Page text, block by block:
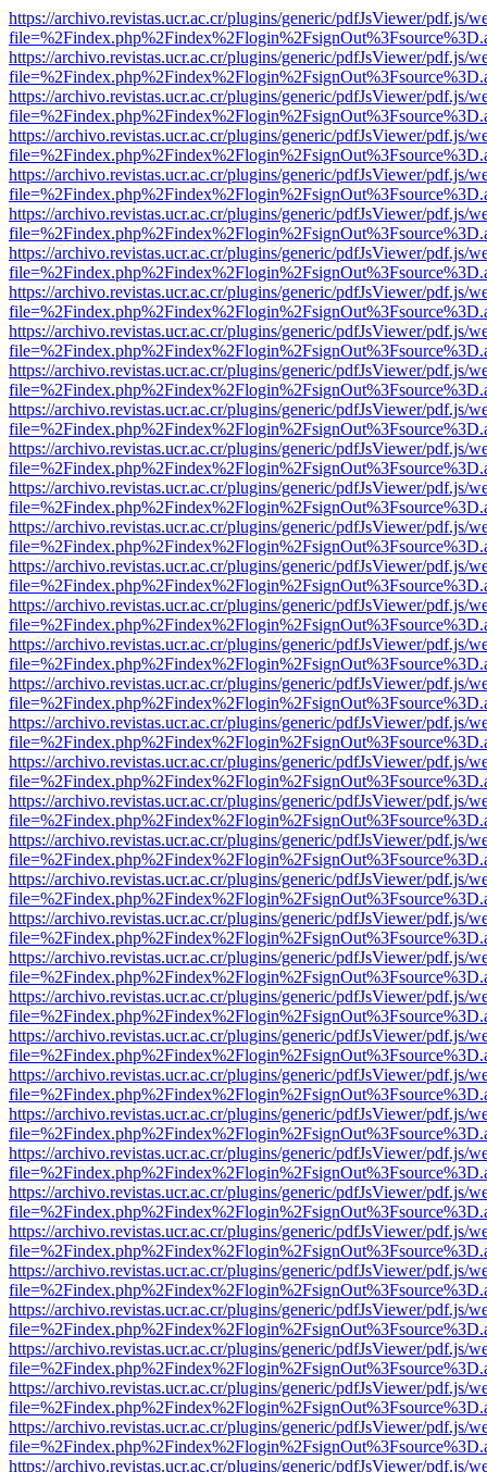
https://archivo.revistas.ucr.ac.cr/plugins/generic/pdfJsViewer/pdf.js/
https://archivo.revistas.ucr.ac.cr/plugins/generic/pdfJsViewer/pdf.js/
https://archivo.revistas.ucr.ac.cr/plugins/generic/pdfJsViewer/pdf.js/
https://archivo.revistas.ucr.ac.cr/plugins/generic/pdfJsViewer/pdf.js/
https://archivo.revistas.ucr.ac.cr/plugins/generic/pdfJsViewer/pdf.js/
https://archivo.revistas.ucr.ac.cr/plugins/generic/pdfJsViewer/pdf.js/
https://archivo.revistas.ucr.ac.cr/plugins/generic/pdfJsViewer/pdf.js/
https://archivo.revistas.ucr.ac.cr/plugins/generic/pdfJsViewer/pdf.js/
https://archivo.revistas.ucr.ac.cr/plugins/generic/pdfJsViewer/pdf.js/
https://archivo.revistas.ucr.ac.cr/plugins/generic/pdfJsViewer/pdf.js/
https://archivo.revistas.ucr.ac.cr/plugins/generic/pdfJsViewer/pdf.js/
https://archivo.revistas.ucr.ac.cr/plugins/generic/pdfJsViewer/pdf.js/
https://archivo.revistas.ucr.ac.cr/plugins/generic/pdfJsViewer/pdf.js/
https://archivo.revistas.ucr.ac.cr/plugins/generic/pdfJsViewer/pdf.js/
https://archivo.revistas.ucr.ac.cr/plugins/generic/pdfJsViewer/pdf.js/
https://archivo.revistas.ucr.ac.cr/plugins/generic/pdfJsViewer/pdf.js/
https://archivo.revistas.ucr.ac.cr/plugins/generic/pdfJsViewer/pdf.js/
https://archivo.revistas.ucr.ac.cr/plugins/generic/pdfJsViewer/pdf.js/
https://archivo.revistas.ucr.ac.cr/plugins/generic/pdfJsViewer/pdf.js/
https://archivo.revistas.ucr.ac.cr/plugins/generic/pdfJsViewer/pdf.js/
https://archivo.revistas.ucr.ac.cr/plugins/generic/pdfJsViewer/pdf.js/
https://archivo.revistas.ucr.ac.cr/plugins/generic/pdfJsViewer/pdf.js/
https://archivo.revistas.ucr.ac.cr/plugins/generic/pdfJsViewer/pdf.js/
https://archivo.revistas.ucr.ac.cr/plugins/generic/pdfJsViewer/pdf.js/
https://archivo.revistas.ucr.ac.cr/plugins/generic/pdfJsViewer/pdf.js/
https://archivo.revistas.ucr.ac.cr/plugins/generic/pdfJsViewer/pdf.js/
https://archivo.revistas.ucr.ac.cr/plugins/generic/pdfJsViewer/pdf.js/
https://archivo.revistas.ucr.ac.cr/plugins/generic/pdfJsViewer/pdf.js/
https://archivo.revistas.ucr.ac.cr/plugins/generic/pdfJsViewer/pdf.js/
https://archivo.revistas.ucr.ac.cr/plugins/generic/pdfJsViewer/pdf.js/
https://archivo.revistas.ucr.ac.cr/plugins/generic/pdfJsViewer/pdf.js/
https://archivo.revistas.ucr.ac.cr/plugins/generic/pdfJsViewer/pdf.js/
https://archivo.revistas.ucr.ac.cr/plugins/generic/pdfJsViewer/pdf.js/
https://archivo.revistas.ucr.ac.cr/plugins/generic/pdfJsViewer/pdf.js/
https://archivo.revistas.ucr.ac.cr/plugins/generic/pdfJsViewer/pdf.js/
https://archivo.revistas.ucr.ac.cr/plugins/generic/pdfJsViewer/pdf.js/
https://archivo.revistas.ucr.ac.cr/plugins/generic/pdfJsViewer/pdf.js/
https://archivo.revistas.ucr.ac.cr/plugins/generic/pdfJsViewer/pdf.js/